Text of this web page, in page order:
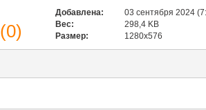
(0)
Добавлена:
03 сентября 2024
Вес:
298,4 KB
Размер:
1280x576